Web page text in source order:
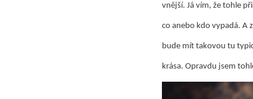
vnější. Já vím, že tohle
co anebo kdo vypadá. A
bude mít takovou tu
krása. Opravdu jsem